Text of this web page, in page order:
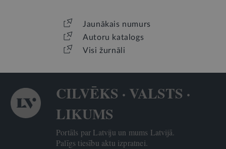
Jaunākais numurs
Autoru katalogs
Visi žurnāli
CILVĒKS · VALSTS ·
LIKUMS
Portāls par Latviju un mums Latvijā.
Palīgs tiesību aktu izpratnei.